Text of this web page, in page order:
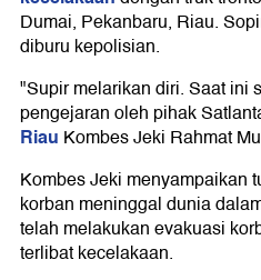
Dumai, Pekanbaru, Riau.
diburu kepolisian.
"Supir melarikan diri. Saat ini
pengejaran oleh pihak
Riau Kombes Jeki Rahmat
Kombes Jeki menyampaikan
korban meninggal dunia
telah melakukan evakuasi
terlibat kecelakaan.